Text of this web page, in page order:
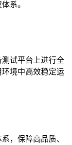
系。
试平台上进行全
境中高效稳定运
，保障高品质、